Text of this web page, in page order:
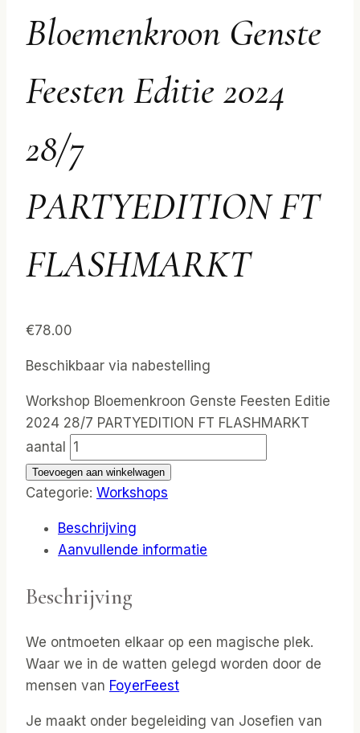
Bloemenkroon Genste
Feesten Editie 2024
28/7
PARTYEDITION FT
FLASHMARKT
€78.00
Beschikbaar via nabestelling
Workshop Bloemenkroon Genste Feesten Editie
2024 28/7 PARTYEDITION FT FLASHMARKT
aantal
Toevoegen aan winkelwagen
Categorie: Workshops
Beschrijving
Aanvullende informatie
Beschrijving
We ontmoeten elkaar op een magische plek.
Waar we in de watten gelegd worden door de
mensen van FoyerFeest
Je maakt onder begeleiding van Josefien van